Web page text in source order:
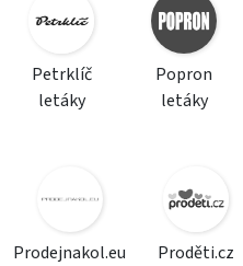
Petrklíč
letáky
Popron
letáky
Prodejnakol.eu
Proděti.cz